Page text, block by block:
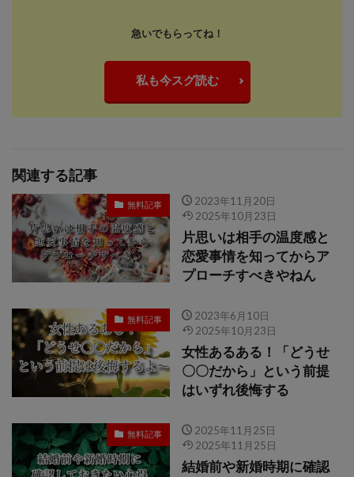
急いでもらってね！
私も今スグ読む
関連する記事
無料記事
2023年11月20日
2025年10月23日
片思いは相手の温度感と
恋愛事情を知ってからア
プローチすべきやねん
無料記事
2023年6月10日
2025年10月23日
女性あるある！「どうせ
〇〇だから」という前提
はいずれ後悔する
無料記事
2025年11月25日
2025年11月25日
結婚前や新婚時期に確認